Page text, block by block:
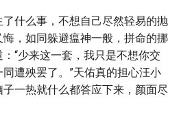
什么事，不想自己尽然轻易的抛
，如同躲避瘟神一般，拼命的挪
“少来这一套，我只是不想你交
遭殃罢了。”天佑真的担心汪小
一热就什么都答应下来，颜面尽